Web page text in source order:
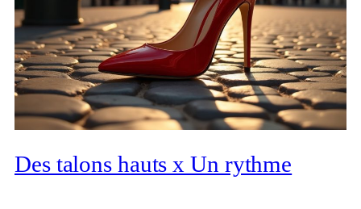
Des talons hauts x Un rythme